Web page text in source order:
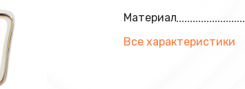
Материал
Все характеристики